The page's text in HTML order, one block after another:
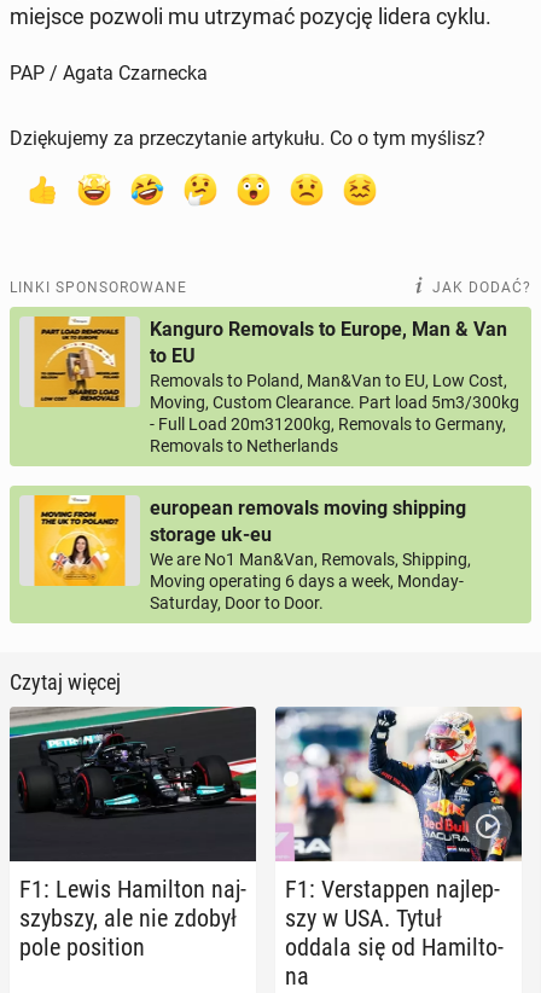
miejsce pozwoli mu utrzy­mać pozycję lidera cyklu.
PAP / Agata Czarnecka
Dziękujemy za przeczytanie artykułu. Co o tym myślisz?
LINKI SPONSOROWANE JAK DODAĆ?
Kanguro Removals to Europe, Man & Van
to EU
Removals to Poland, Man&Van to EU, Low Cost,
Moving, Custom Clearance. Part load 5m3/300kg
- Full Load 20m31200kg, Removals to Germany,
Removals to Netherlands
european removals moving shipping
storage uk-eu
We are No1 Man&Van, Removals, Shipping,
Moving operating 6 days a week, Monday-
Saturday, Door to Door.
Czytaj więcej
F1: Lewis Ha­mil­ton naj­
szyb­szy, ale nie zdobył
pole po­si­tion
F1: Ver­stap­pen naj­lep­
szy w USA. Tytuł
oddala się od Ha­mil­to­
na